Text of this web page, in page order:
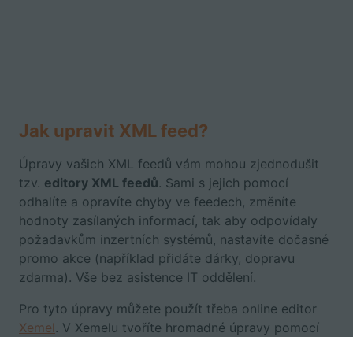
Jak upravit XML feed?
Úpravy vašich XML feedů vám mohou zjednodušit
tzv. editory XML feedů. Sami s jejich pomocí
odhalíte a opravíte chyby ve feedech, změníte
hodnoty zasílaných informací, tak aby odpovídaly
požadavkům inzertních systémů, nastavíte dočasné
promo akce (například přidáte dárky, dopravu
zdarma). Vše bez asistence IT oddělení.
Pro tyto úpravy můžete použít třeba online editor
Xemel. V Xemelu tvoříte hromadné úpravy pomocí